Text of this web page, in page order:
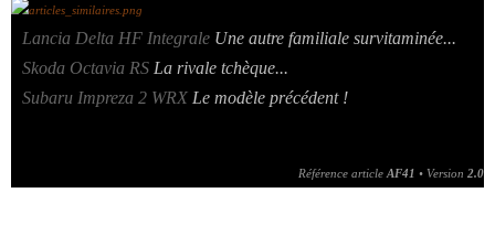
Lancia Delta HF Integrale Une autre familiale survitaminée...
Skoda Octavia RS La rivale tchèque...
Subaru Impreza 2 WRX Le modèle précédent !
Référence article AF41 • Version 2.0